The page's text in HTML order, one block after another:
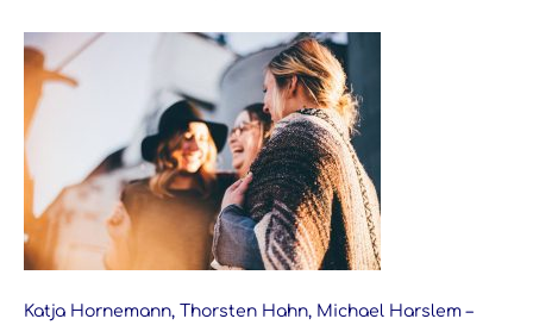
Katja Hornemann, Thorsten Hahn, Michael Harslem –